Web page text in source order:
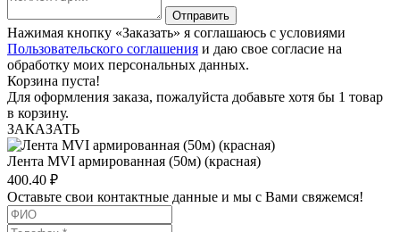
Отправить
Нажимая кнопку «Заказать» я соглашаюсь с условиями
Пользовательского соглашения и даю свое согласие на
обработку моих персональных данных.
Корзина пуста!
Для оформления заказа, пожалуйста добавьте хотя бы 1 товар
в корзину.
ЗАКАЗАТЬ
Лента MVI армированная (50м) (красная)
400.40 ₽
Оставьте свои контактные данные и мы с Вами свяжемся!